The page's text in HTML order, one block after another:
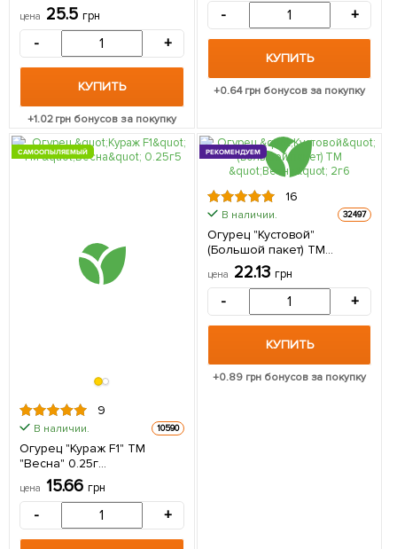
цена 25.5 грн
- +
КУПИТЬ
+1.02грн бонусов за покупку
- +
КУПИТЬ
+0.64грн бонусов за покупку
САМООПЫЛЯЕМЫЙ
9
В наличии. 10590
Огурец "Кураж F1" ТМ
"Весна" 0.25г
(самоопыляемый)
цена 15.66 грн
- +
РЕКОМЕНДУЕМ
16
В наличии. 32497
Огурец "Кустовой"
(Большой пакет) ТМ
"Весна" 2г
цена 22.13 грн
- +
КУПИТЬ
+0.89грн бонусов за покупку